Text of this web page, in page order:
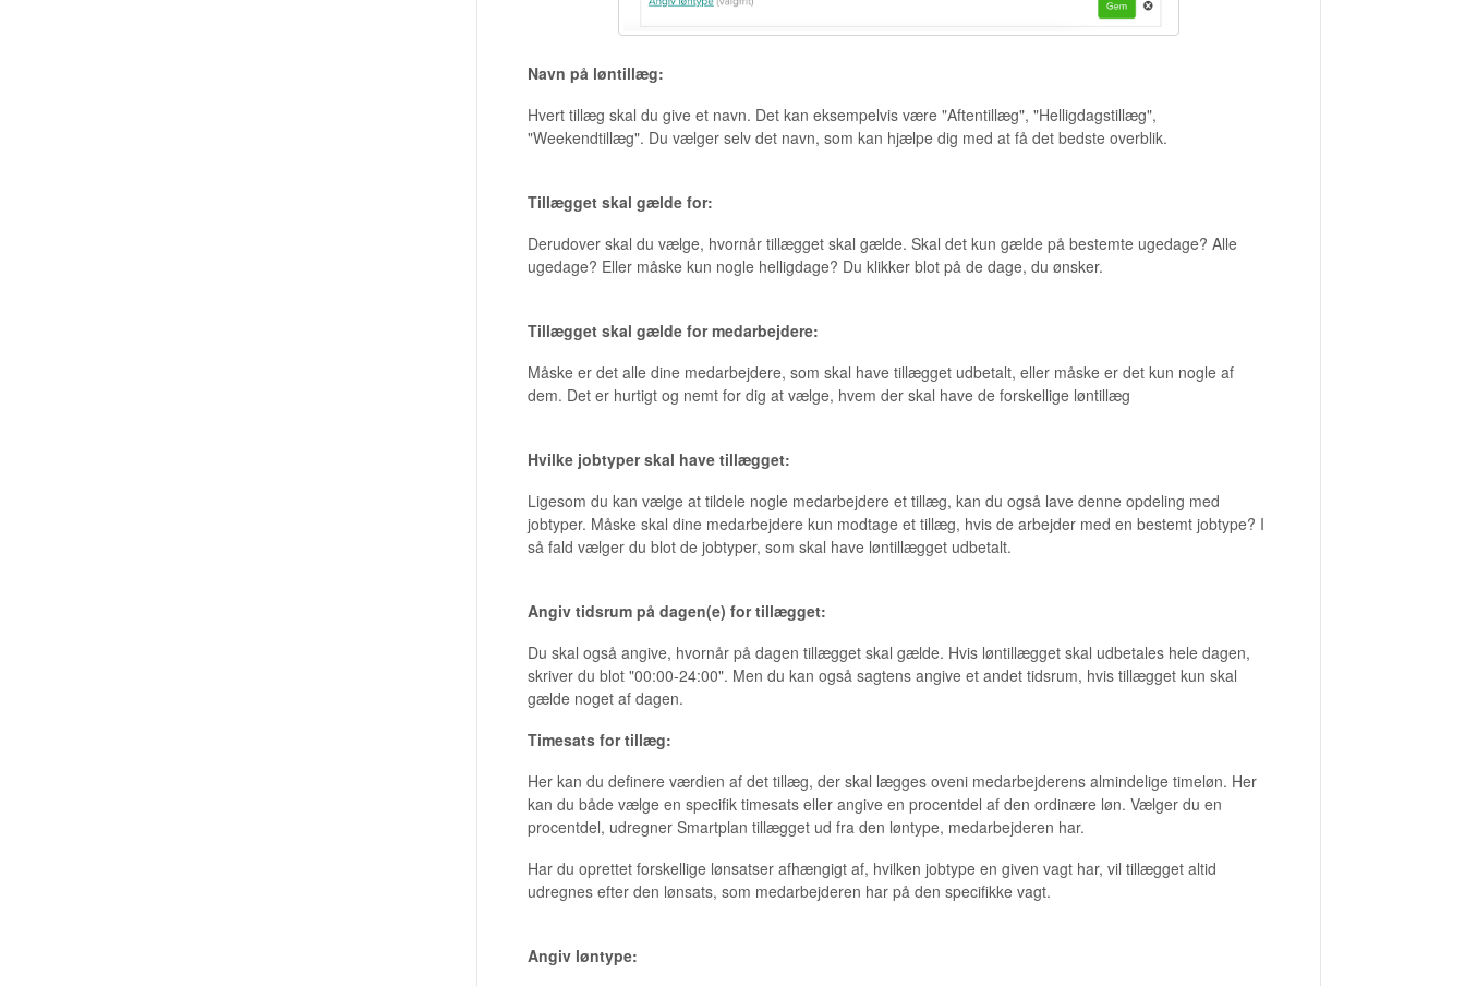
Navn på løntillæg:
Hvert tillæg skal du give et navn. Det kan eksempelvis være "Aftentillæg", "Helligdagstillæg",
"Weekendtillæg". Du vælger selv det navn, som kan hjælpe dig med at få det bedste overblik.
Tillægget skal gælde for:
Derudover skal du vælge, hvornår tillægget skal gælde. Skal det kun gælde på bestemte ugedage? Alle
ugedage? Eller måske kun nogle helligdage? Du klikker blot på de dage, du ønsker.
Tillægget skal gælde for medarbejdere:
Måske er det alle dine medarbejdere, som skal have tillægget udbetalt, eller måske er det kun nogle af
dem. Det er hurtigt og nemt for dig at vælge, hvem der skal have de forskellige løntillæg
Hvilke jobtyper skal have tillægget:
Ligesom du kan vælge at tildele nogle medarbejdere et tillæg, kan du også lave denne opdeling med
jobtyper. Måske skal dine medarbejdere kun modtage et tillæg, hvis de arbejder med en bestemt jobtype? I
så fald vælger du blot de jobtyper, som skal have løntillægget udbetalt.
Angiv tidsrum på dagen(e) for tillægget:
Du skal også angive, hvornår på dagen tillægget skal gælde. Hvis løntillægget skal udbetales hele dagen,
skriver du blot "00:00-24:00". Men du kan også sagtens angive et andet tidsrum, hvis tillægget kun skal
gælde noget af dagen.
Timesats for tillæg:
Her kan du definere værdien af det tillæg, der skal lægges oveni medarbejderens almindelige timeløn. Her
kan du både vælge en specifik timesats eller angive en procentdel af den ordinære løn. Vælger du en
procentdel, udregner Smartplan tillægget ud fra den løntype, medarbejderen har.
Har du oprettet forskellige lønsatser afhængigt af, hvilken jobtype en given vagt har, vil tillægget altid
udregnes efter den lønsats, som medarbejderen har på den specifikke vagt.
Angiv løntype: